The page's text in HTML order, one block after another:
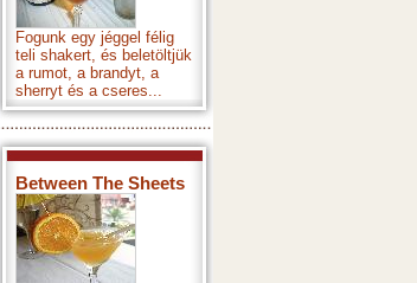
Fogunk egy jéggel félig
teli shakert, és beletöltjük
a rumot, a brandyt, a
sherryt és a cseres...
Between The Sheets